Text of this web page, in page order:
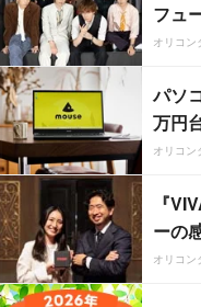
フュ
オリコン
パソ
万円
オリコン
『
ーの
オリコン